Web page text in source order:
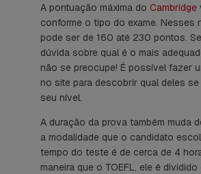
A pontuação máxima do Cambridge
conforme o tipo do exame. Nesses
pode ser de 160 até 230 pontos.
dúvida sobre qual é o mais
não se preocupe! É possível fazer
no site para descobrir qual deles se
seu nível.
A duração da prova também muda
a modalidade que o candidato
tempo do teste é de cerca de 4
maneira que o TOEFL, ele é dividido